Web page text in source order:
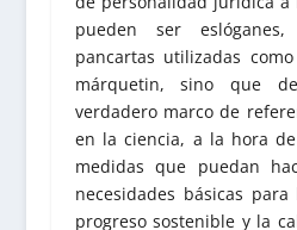
pueden ser
pancartas utilizadas
márquetin, sino que
verdadero marco de
en la ciencia, a la hora
medidas que puedan
necesidades básicas
progreso sostenible y la